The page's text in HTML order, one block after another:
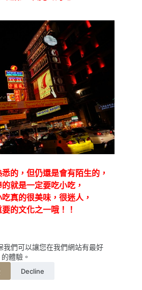
我們可以讓您在我們網站有最好
的體驗。
Decline
的，但仍還是會有陌生的，
就是一定要吃小吃，
真的很美味，很迷人，
的文化之一哦！！